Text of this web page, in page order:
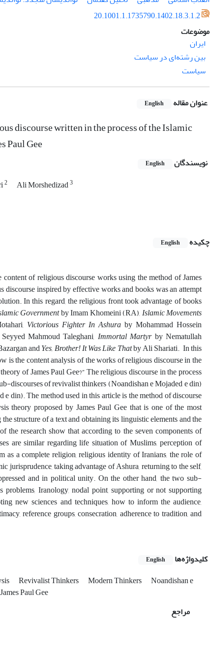
20.1001.1.1735790.1402.18.3.1.2
موضوعات
ایران
بین رشته‌ای در سیاست
سیاست
عنوان مقاله English
discourse written in the process of the Islamic
Paul Gee
نویسندگان English
2 Ali Morshedizad3
چکیده
English
of religious discourse works using the method of James
discourse inspired by effective works and books was an attempt
In this regard, the religious front took advantage of books
Governmentby Imam Khomeini (RA),Islamic Movements
Victorious Fighter In Ashuraby Mohammad Hossein
Mahmoud Taleghani, Immortal Martyrby Nematullah
andYes, Brother! It Was Like Thatby Ali Shariati. In this
is the content analysis of the works of religious discourse in the
of James Paul Gee?” The religious discourse in the process
discourses of revivalist thinkers (Noandishan e Mojaded e din)
din). The method used in this article is the method of discourse
theory proposed by James Paul Gee that is one of the most
structure of a text and obtaining its linguistic elements and the
the research show that according to the seven components of
are similar regarding life situation of Muslims, perception of
as a complete religion, religious identity of Iranians, the role of
jurisprudence, taking advantage of Ashura, returning to the self,
and in political unity. On the other hand, the two sub-
Iranology, nodal point, supporting or not supporting
new sciences and techniques, how to inform the audience,
reference groups, consecration, adherence to tradition, and
کلیدواژه‌ها English
Revivalist Thinkers Modern Thinkers
Noandishan e
James Paul Gee
مراجع